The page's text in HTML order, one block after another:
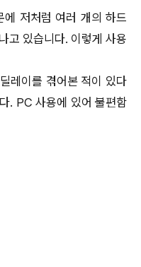
저처럼 여러 개의 하드
고 있습니다. 이렇게 사용
레이를 겪어본 적이 있다
. PC 사용에 있어 불편함